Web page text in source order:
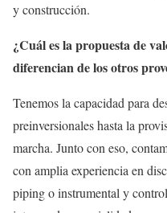
y construcción.
¿Cuál es la propuesta de
diferencian de los otros
Tenemos la capacidad para
preinversionales hasta la
marcha. Junto con eso,
con amplia experiencia en
piping o instrumental y